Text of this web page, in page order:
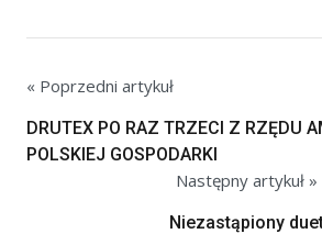
« Poprzedni artykuł
DRUTEX PO RAZ TRZECI Z RZĘDU
POLSKIEJ GOSPODARKI
Następny artykuł »
Niezastąpiony